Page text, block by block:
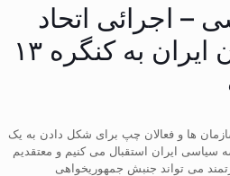
– اجرائی اتحاد
جمهوری خواهان ایران به‌ کنگره‌ ۱۳
ها و فعالان چپ برای شکل دادن به یک
سیاسی ایران استقبال می کنیم و معتقدیم
می تواند جنبش جمهوریخواهی